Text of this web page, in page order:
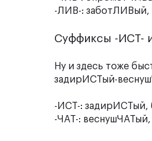
-ЛИВ-:
Суффиксы -ИСТ-
Ну и здесь тоже
задирИСТый-
-ИСТ-:
-ЧАТ-: